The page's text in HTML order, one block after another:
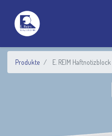
Produkte E. REIM Haftnotizblock